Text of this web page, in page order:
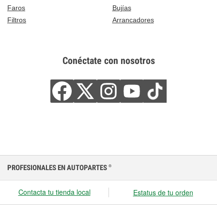
Faros
Bujías
Filtros
Arrancadores
Conéctate con nosotros
PROFESIONALES EN AUTOPARTES ®
Contacta tu tienda local Estatus de tu orden